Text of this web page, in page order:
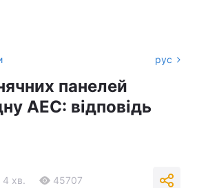
рус
панелей
АЕС: відповідь
4 хв. 45707